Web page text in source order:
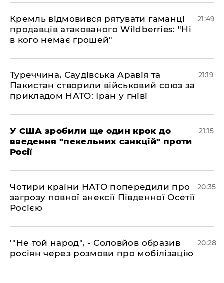
​Кремль відмовився рятувати гаманці
продавців атакованого Wildberries: "Ні
в кого немає грошей"
21:49
​Туреччина, Саудівська Аравія та
Пакистан створили військовий союз за
прикладом НАТО: Іран у гніві
21:19
​У США зробили ще один крок до
введення "пекельних санкцій" проти
Росії
21:15
​Чотири країни НАТО попередили про
загрозу повної анексії Південної Осетії
Росією
20:35
​'"Не той народ", - Соловйов образив
росіян через розмови про мобілізацію
20:28